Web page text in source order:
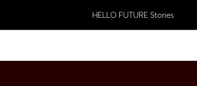
2024
Submit
HELLO FUTURE Stories